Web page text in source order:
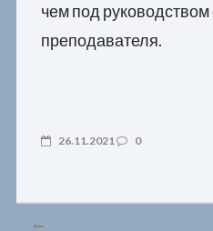
чем под руководством
преподавателя.
26.11.2021 0